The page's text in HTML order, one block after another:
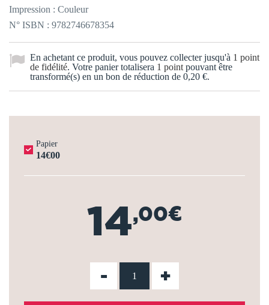
Impression : Couleur
N° ISBN : 9782746678354
En achetant ce produit, vous pouvez collecter jusqu'à 1 point
de fidélité. Votre panier totalisera 1 point pouvant être
transformé(s) en un bon de réduction de 0,20 €.
Papier
14€00
14,00€
- +